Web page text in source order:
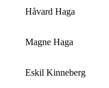
Håvard Haga
Magne Haga
Eskil Kinneberg